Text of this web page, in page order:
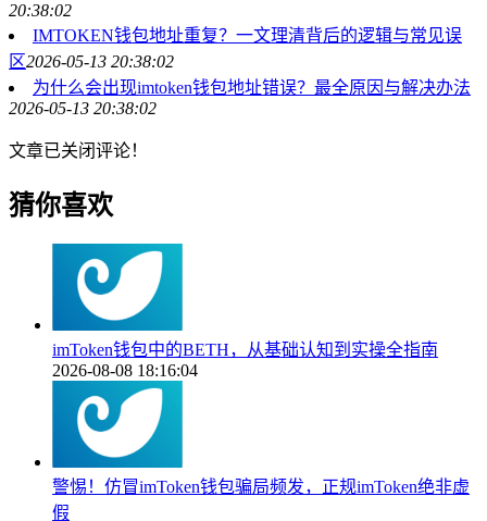
20:38:02
IMTOKEN钱包地址重复？一文理清背后的逻辑与常见误
区2026-05-13 20:38:02
为什么会出现imtoken钱包地址错误？最全原因与解决办法
2026-05-13 20:38:02
文章已关闭评论！
猜你喜欢
imToken钱包中的BETH，从基础认知到实操全指南
2026-08-08 18:16:04
警惕！仿冒imToken钱包骗局频发，正规imToken绝非虚
假